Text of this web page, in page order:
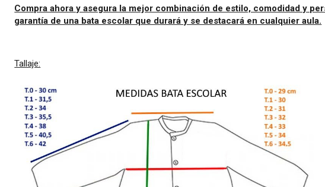
Compra ahora y asegura la mejor combinación de estilo, comodidad y
garantía de una bata escolar que durará y se destacará en cualquier aula.
Tallaje: